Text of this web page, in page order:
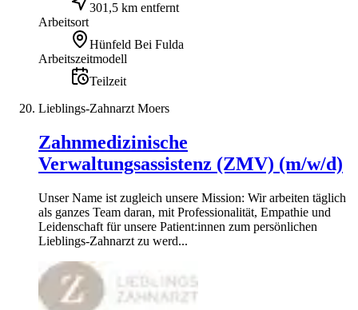
301,5 km entfernt
Arbeitsort
Hünfeld Bei Fulda
Arbeitszeitmodell
Teilzeit
Lieblings-Zahnarzt Moers
Zahnmedizinische
Verwaltungsassistenz (ZMV) (m/w/d)
Unser Name ist zugleich unsere Mission: Wir arbeiten täglich
als ganzes Team daran, mit Professionalität, Empathie und
Leidenschaft für unsere Patient:innen zum persönlichen
Lieblings-Zahnarzt zu werd...